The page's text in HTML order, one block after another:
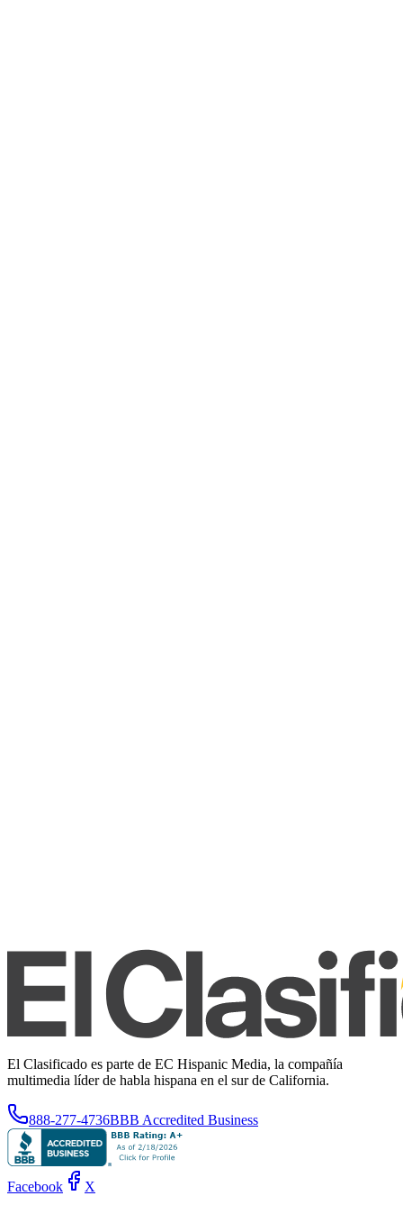
El Clasificado es parte de EC Hispanic Media, la compañía
multimedia líder de habla hispana en el sur de California.
888-277-4736BBB Accredited Business
Facebook X